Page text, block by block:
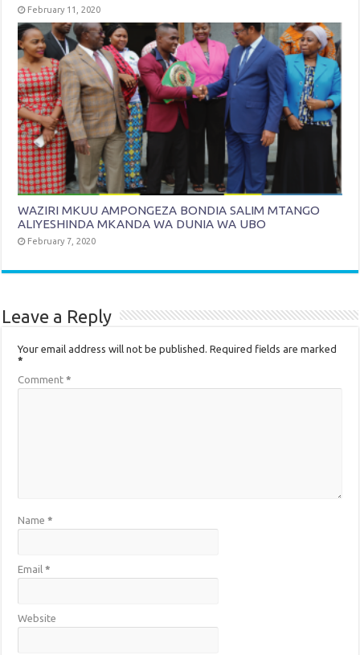
February 11, 2020
WAZIRI MKUU AMPONGEZA BONDIA SALIM MTANGO
ALIYESHINDA MKANDA WA DUNIA WA UBO
February 7, 2020
Leave a Reply
Your email address will not be published. Required fields are marked
*
Comment*
Name*
Email*
Website